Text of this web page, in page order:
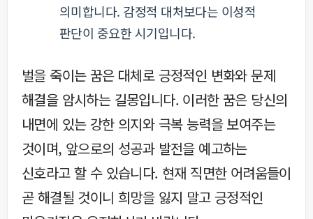
의미합니다. 감정적 대처보다는 이성적
판단이 중요한 시기입니다.
벌을 죽이는 꿈은 대체로 긍정적인 변화와 문제
해결을 암시하는 길몽입니다. 이러한 꿈은 당신의
내면에 있는 강한 의지와 극복 능력을 보여주는
것이며, 앞으로의 성공과 발전을 예고하는
신호라고 할 수 있습니다. 현재 직면한 어려움들이
곧 해결될 것이니 희망을 잃지 말고 긍정적인